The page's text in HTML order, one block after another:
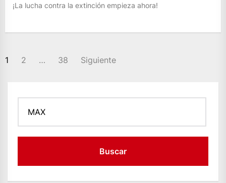
¡La lucha contra la extinción empieza ahora!
PAGINACIÓN
1 2 … 38 Siguiente